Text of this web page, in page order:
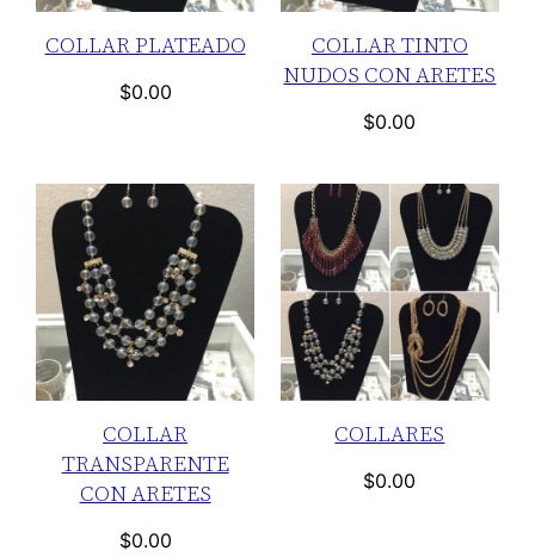
COLLAR PLATEADO
$0.00
COLLAR TINTO
NUDOS CON ARETES
$0.00
COLLAR
TRANSPARENTE
CON ARETES
$0.00
COLLARES
$0.00